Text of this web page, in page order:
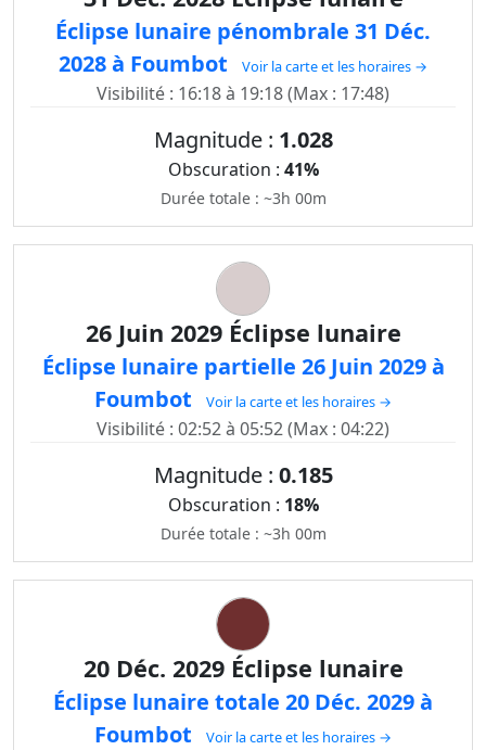
Éclipse lunaire pénombrale 31 Déc.
2028 à Foumbot
Voir la carte et les horaires →
Visibilité : 16:18 à 19:18 (Max : 17:48)
Magnitude : 1.028
Obscuration : 41%
Durée totale : ~3h 00m
26 Juin 2029 Éclipse lunaire
Éclipse lunaire partielle 26 Juin 2029 à
Foumbot
Voir la carte et les horaires →
Visibilité : 02:52 à 05:52 (Max : 04:22)
Magnitude : 0.185
Obscuration : 18%
Durée totale : ~3h 00m
20 Déc. 2029 Éclipse lunaire
Éclipse lunaire totale 20 Déc. 2029 à
Foumbot
Voir la carte et les horaires →